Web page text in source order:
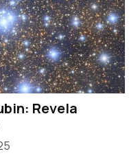
Revela